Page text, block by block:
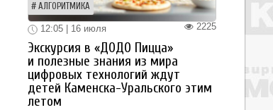
АЛГОРИТМИКА
2225
12:05 | 16 июля
Экскурсия в «ДОДО Пицца»
и полезные знания из мира
цифровых технологий ждут
детей Каменска-Уральского этим
летом